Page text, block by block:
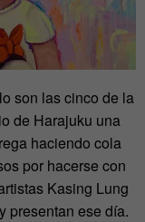
son las cinco de la
de Harajuku una
haciendo cola
por hacerse con
Kasing Lung
presentan ese día.